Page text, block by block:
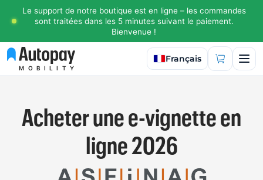
Le support de notre boutique est en ligne – les commandes
sont traitées dans les 5 minutes suivant le paiement.
Bienvenue !
MOBILITY
Sélectionner la langue
Français
Acheter une e-vignette en
ligne 2026